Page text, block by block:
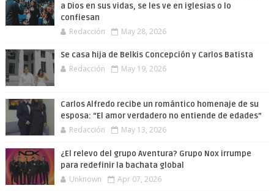
a Dios en sus vidas, se les ve en iglesias o lo
confiesan
Redacción May 28, 2026
Se casa hija de Belkis Concepción y Carlos Batista
Redacción May 19, 2026
Carlos Alfredo recibe un romántico homenaje de su
esposa: “El amor verdadero no entiende de edades”
Redacción May 13, 2026
¿El relevo del grupo Aventura? Grupo Nox irrumpe
para redefinir la bachata global
Unknown Apr 07, 2026